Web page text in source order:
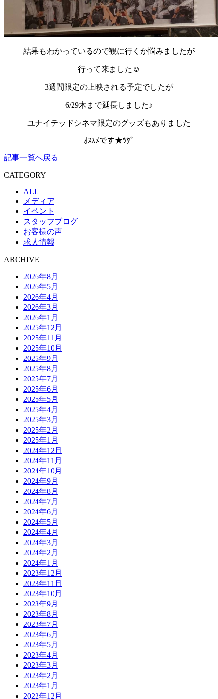
結果もわかっているので観に行くか悩みましたが
行って来ました☺
3週間限定の上映される予定でしたが
6/29木まで延長しました♪
ユナイテッドシネマ限定のグッズもありました
ｵｽｽﾒです★ﾂﾀﾞ
記事一覧へ戻る
CATEGORY
ALL
メディア
イベント
スタッフブログ
お客様の声
求人情報
ARCHIVE
2026年8月
2026年5月
2026年4月
2026年3月
2026年1月
2025年12月
2025年11月
2025年10月
2025年9月
2025年8月
2025年7月
2025年6月
2025年5月
2025年4月
2025年3月
2025年2月
2025年1月
2024年12月
2024年11月
2024年10月
2024年9月
2024年8月
2024年7月
2024年6月
2024年5月
2024年4月
2024年3月
2024年2月
2024年1月
2023年12月
2023年11月
2023年10月
2023年9月
2023年8月
2023年7月
2023年6月
2023年5月
2023年4月
2023年3月
2023年2月
2023年1月
2022年12月